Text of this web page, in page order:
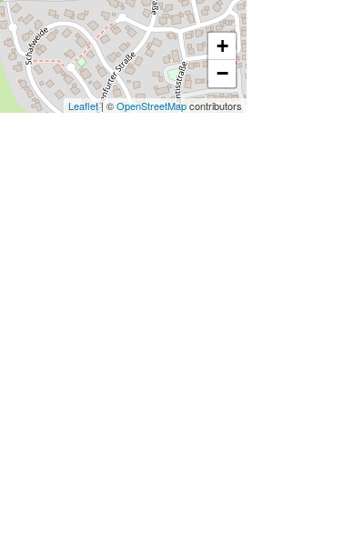
+
−
Leaflet| ©OpenStreetMapcontributors